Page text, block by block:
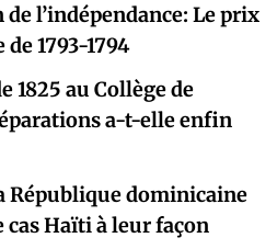
l’indépendance: Le prix
1793-1794
1825 au Collège de
a-t-elle enfin
République dominicaine
cas Haïti à leur façon